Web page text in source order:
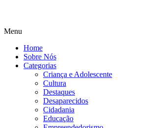
Menu
Home
Sobre Nós
Categorias
Criança e Adolescente
Cultura
Destaques
Desaparecidos
Cidadania
Educação